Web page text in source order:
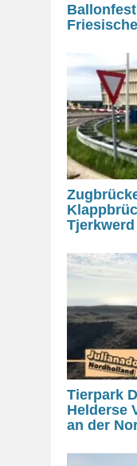
Tjerkwerd
Tierpark
Helderse
an der